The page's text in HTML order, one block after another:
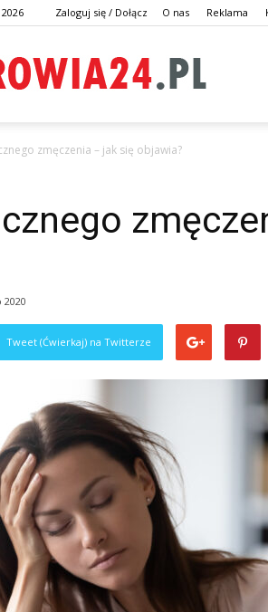
Zaloguj się / Dołącz O nas Reklama
zmęczenia – jak się objawia?
2020
Tweet (Ćwierkaj) na Twitterze